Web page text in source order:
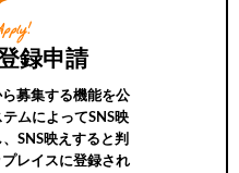
録申請
募集する機能を公
ムによってSNS映
SNS映えすると判
レイスに登録され